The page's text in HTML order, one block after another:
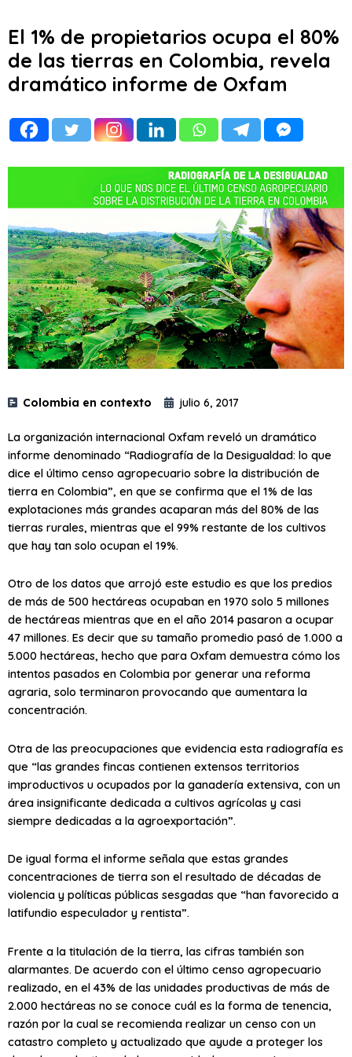
El 1% de propietarios ocupa el 80%
de las tierras en Colombia, revela
dramático informe de Oxfam
Colombia en contexto julio 6, 2017
La organización internacional Oxfam reveló un dramático
informe denominado “Radiografía de la Desigualdad: lo que
dice el último censo agropecuario sobre la distribución de
tierra en Colombia”, en que se confirma que el 1% de las
explotaciones más grandes acaparan más del 80% de las
tierras rurales, mientras que el 99% restante de los cultivos
que hay tan solo ocupan el 19%.
Otro de los datos que arrojó este estudio es que los predios
de más de 500 hectáreas ocupaban en 1970 solo 5 millones
de hectáreas mientras que en el año 2014 pasaron a ocupar
47 millones. Es decir que su tamaño promedio pasó de 1.000 a
5.000 hectáreas, hecho que para Oxfam demuestra cómo los
intentos pasados en Colombia por generar una reforma
agraria, solo terminaron provocando que aumentara la
concentración.
Otra de las preocupaciones que evidencia esta radiografía es
que “las grandes fincas contienen extensos territorios
improductivos u ocupados por la ganadería extensiva, con un
área insignificante dedicada a cultivos agrícolas y casi
siempre dedicadas a la agroexportación”.
De igual forma el informe señala que estas grandes
concentraciones de tierra son el resultado de décadas de
violencia y políticas públicas sesgadas que “han favorecido a
latifundio especulador y rentista”.
Frente a la titulación de la tierra, las cifras también son
alarmantes. De acuerdo con el último censo agropecuario
realizado, en el 43% de las unidades productivas de más de
2.000 hectáreas no se conoce cuál es la forma de tenencia,
razón por la cual se recomienda realizar un censo con un
catastro completo y actualizado que ayude a proteger los